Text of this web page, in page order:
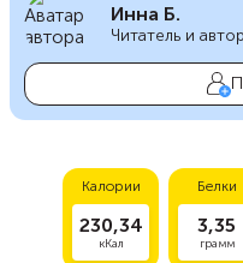
Инна Б.
Читатель и
Калории
230,34
кКал
Белки
3,35
грамм